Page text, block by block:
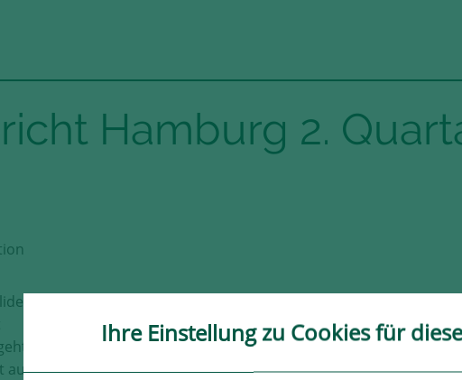
Hamburg 2.
Vermietungsleistung
erneut zurück
dem Rekordniveau
Ihre Einstellung zu Cookies für